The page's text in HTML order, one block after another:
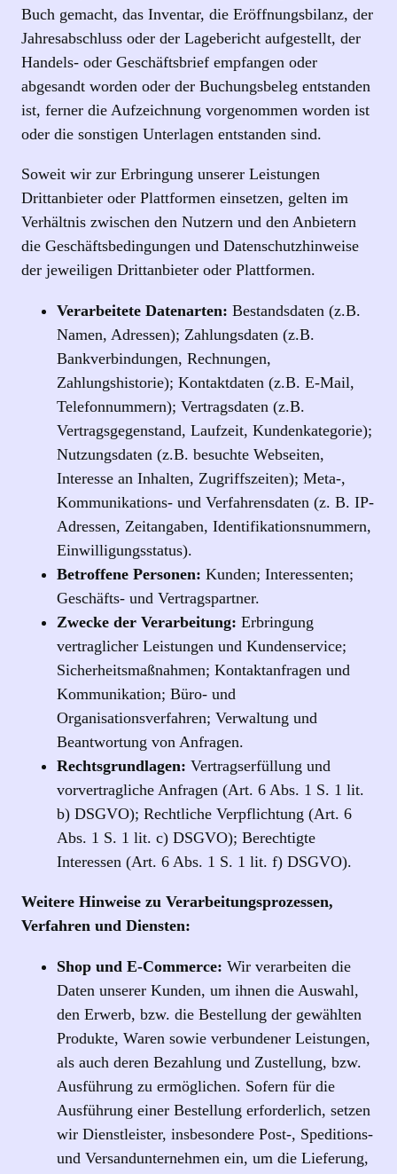
Buch gemacht, das Inventar, die Eröffnungsbilanz, der
Jahresabschluss oder der Lagebericht aufgestellt, der
Handels- oder Geschäftsbrief empfangen oder
abgesandt worden oder der Buchungsbeleg entstanden
ist, ferner die Aufzeichnung vorgenommen worden ist
oder die sonstigen Unterlagen entstanden sind.
Soweit wir zur Erbringung unserer Leistungen
Drittanbieter oder Plattformen einsetzen, gelten im
Verhältnis zwischen den Nutzern und den Anbietern
die Geschäftsbedingungen und Datenschutzhinweise
der jeweiligen Drittanbieter oder Plattformen.
Verarbeitete Datenarten: Bestandsdaten (z.B.
Namen, Adressen); Zahlungsdaten (z.B.
Bankverbindungen, Rechnungen,
Zahlungshistorie); Kontaktdaten (z.B. E-Mail,
Telefonnummern); Vertragsdaten (z.B.
Vertragsgegenstand, Laufzeit, Kundenkategorie);
Nutzungsdaten (z.B. besuchte Webseiten,
Interesse an Inhalten, Zugriffszeiten); Meta-,
Kommunikations- und Verfahrensdaten (z. B. IP-
Adressen, Zeitangaben, Identifikationsnummern,
Einwilligungsstatus).
Betroffene Personen: Kunden; Interessenten;
Geschäfts- und Vertragspartner.
Zwecke der Verarbeitung: Erbringung
vertraglicher Leistungen und Kundenservice;
Sicherheitsmaßnahmen; Kontaktanfragen und
Kommunikation; Büro- und
Organisationsverfahren; Verwaltung und
Beantwortung von Anfragen.
Rechtsgrundlagen: Vertragserfüllung und
vorvertragliche Anfragen (Art. 6 Abs. 1 S. 1 lit.
b) DSGVO); Rechtliche Verpflichtung (Art. 6
Abs. 1 S. 1 lit. c) DSGVO); Berechtigte
Interessen (Art. 6 Abs. 1 S. 1 lit. f) DSGVO).
Weitere Hinweise zu Verarbeitungsprozessen,
Verfahren und Diensten:
Shop und E-Commerce: Wir verarbeiten die
Daten unserer Kunden, um ihnen die Auswahl,
den Erwerb, bzw. die Bestellung der gewählten
Produkte, Waren sowie verbundener Leistungen,
als auch deren Bezahlung und Zustellung, bzw.
Ausführung zu ermöglichen. Sofern für die
Ausführung einer Bestellung erforderlich, setzen
wir Dienstleister, insbesondere Post-, Speditions-
und Versandunternehmen ein, um die Lieferung,